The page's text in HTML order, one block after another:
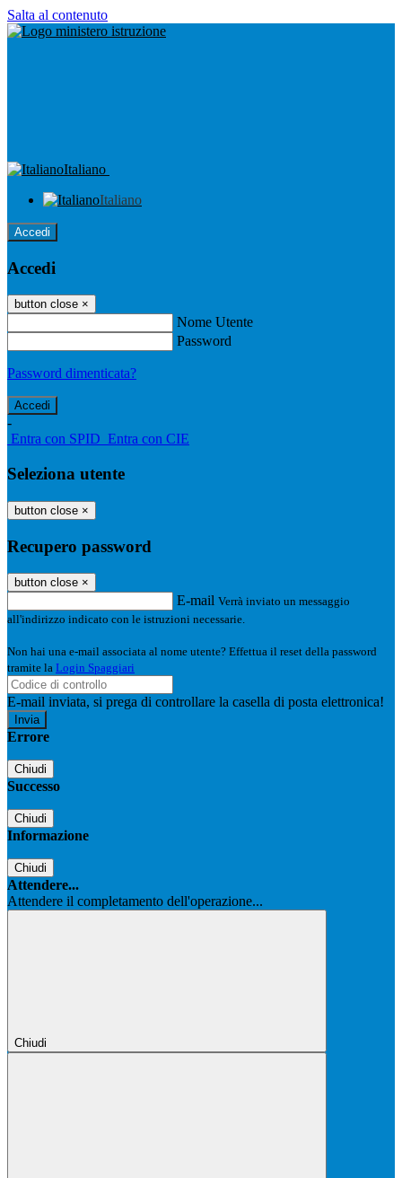
Salta al contenuto
Italiano
Italiano
Accedi
Accedi
button close ×
Nome Utente
Password
Password dimenticata?
-
Entra con SPID Entra con CIE
Seleziona utente
button close ×
Recupero password
button close ×
E-mail Verrà inviato un messaggio
all'indirizzo indicato con le istruzioni necessarie.
Non hai una e-mail associata al nome utente? Effettua il reset della password
tramite la Login Spaggiari
E-mail inviata, si prega di controllare la casella di posta elettronica!
Errore
Chiudi
Successo
Chiudi
Informazione
Chiudi
Attendere...
Attendere il completamento dell'operazione...
Chiudi